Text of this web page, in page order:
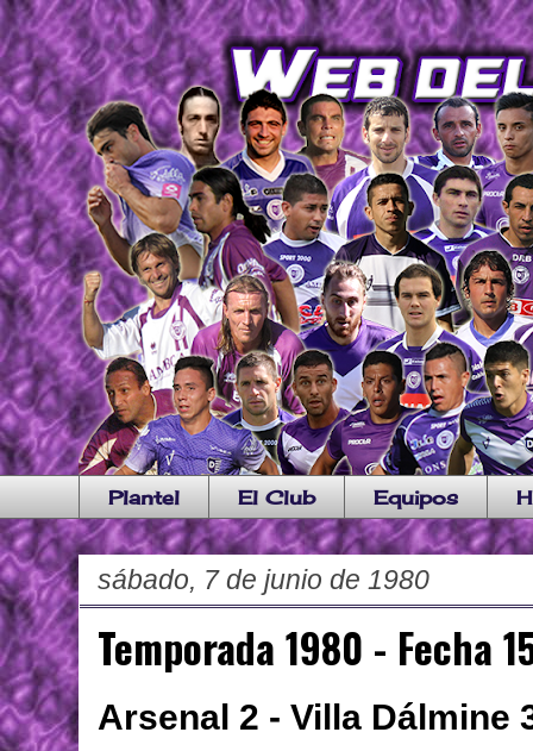
Plantel El Club Equipos
sábado, 7 de junio de 1980
Temporada 1980 - Fecha
Arsenal 2 - Villa Dálmine